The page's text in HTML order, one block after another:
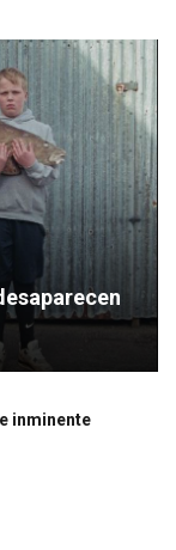
inminente